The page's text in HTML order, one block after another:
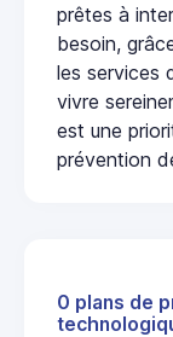
prêtes à
besoin,
les services
vivre
est une
prévention
0 plans de